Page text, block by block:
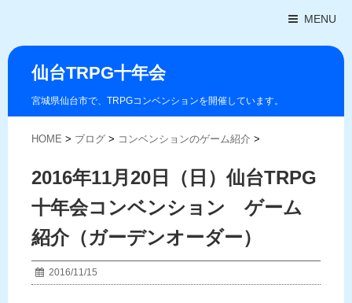
MENU
仙台TRPG十年会
宮城県仙台市で、TRPGコンベンションを開催しています。
HOME > ブログ > コンベンションのゲーム紹介 >
2016年11月20日（日）仙台TRPG
十年会コンベンション ゲーム
紹介（ガーデンオーダー）
2016/11/15